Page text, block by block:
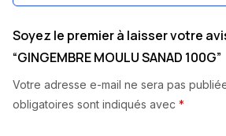
Soyez le premier à laisser votre
“GINGEMBRE MOULU SANAD 100G”
Votre adresse e-mail ne sera pas
obligatoires sont indiqués avec *